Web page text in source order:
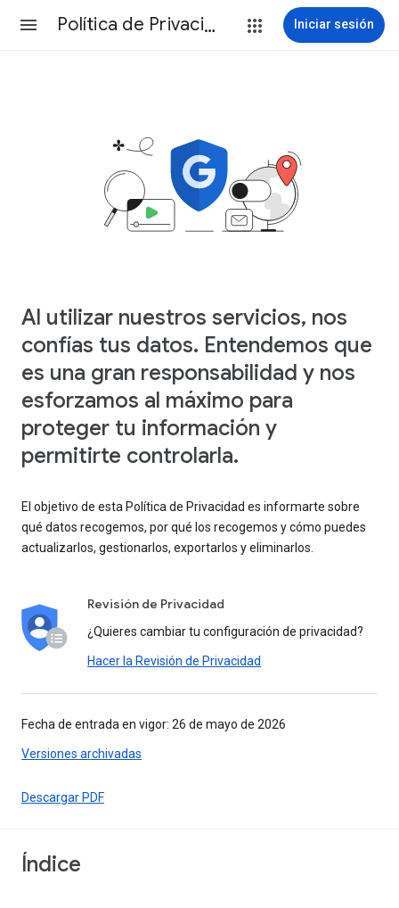
Política de Privacidad Iniciar sesión
Al utilizar nuestros servicios, nos
confías tus datos. Entendemos que
es una gran responsabilidad y nos
esforzamos al máximo para
proteger tu información y
permitirte controlarla.
El objetivo de esta Política de Privacidad es informarte sobre
qué datos recogemos, por qué los recogemos y cómo puedes
actualizarlos, gestionarlos, exportarlos y eliminarlos.
Revisión de Privacidad
¿Quieres cambiar tu configuración de privacidad?
Hacer la Revisión de Privacidad
Fecha de entrada en vigor: 26 de mayo de 2026
Versiones archivadas
Descargar PDF
Índice